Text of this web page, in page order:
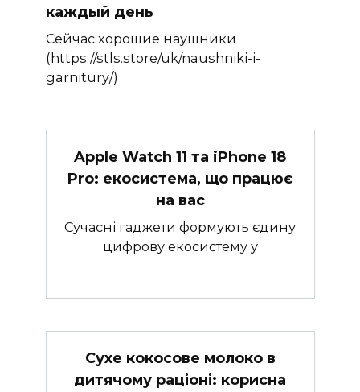
каждый день
Сейчас хорошие наушники
(https://stls.store/uk/naushniki-i-
garnitury/)
Apple Watch 11 та iPhone 18
Pro: екосистема, що працює
на вас
Сучасні гаджети формують єдину
цифрову екосистему у
Сухе кокосове молоко в
дитячому раціоні: корисна